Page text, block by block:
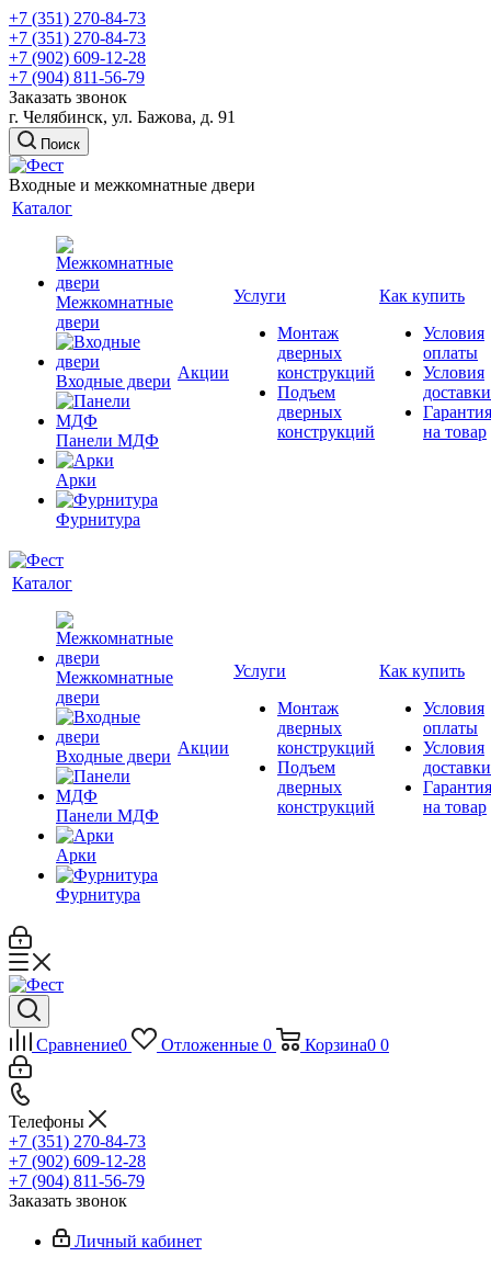
+7 (351) 270-84-73
+7 (351) 270-84-73
+7 (902) 609-12-28
+7 (904) 811-56-79
Заказать звонок
г. Челябинск, ул. Бажова, д. 91
Поиск
Входные и межкомнатные двери
Каталог
Межкомнатные
двери
Входные двери
Панели МДФ
Арки
Фурнитура
Акции
Услуги
Монтаж
дверных
конструкций
Подъем
дверных
конструкций
Как купить
Условия
оплаты
Условия
доставки
Гарантия
на товар
Каталог
Межкомнатные
двери
Входные двери
Панели МДФ
Арки
Фурнитура
Акции
Услуги
Монтаж
дверных
конструкций
Подъем
дверных
конструкций
Как купить
Условия
оплаты
Условия
доставки
Гарантия
на товар
Сравнение0 Отложенные 0 Корзина0 0
Телефоны
+7 (351) 270-84-73
+7 (902) 609-12-28
+7 (904) 811-56-79
Заказать звонок
Личный кабинет